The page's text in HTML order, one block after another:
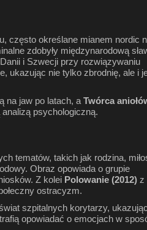
często określane mianem nordic
zdobyły międzynarodową
i Szwecji przy rozwiązywaniu
ukazując nie tylko zbrodnię, ale i
na jaw po latach, a Twórca
psychologiczną.
tematów, takich jak rodzina,
Obraz opowiada o grupie
Z kolei Polowanie (2012) z
ostracyzm.
szpitalnych korytarzy,
opowiadać o emocjach w